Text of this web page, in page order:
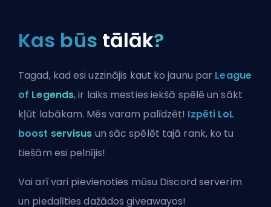
Kas būs tālāk?
Tagad, kad esi uzzinājis kaut ko jaunu par League
of Legends, ir laiks mesties iekšā spēlē un sākt
kļūt labākam. Mēs varam palīdzēt! Izpēti LoL
boost servisus un sāc spēlēt tajā rank, ko tu
tiešām esi pelnījis!
Vai arī vari pievienoties mūsu Discord serverim
un piedalīties dažādos giveawayos!